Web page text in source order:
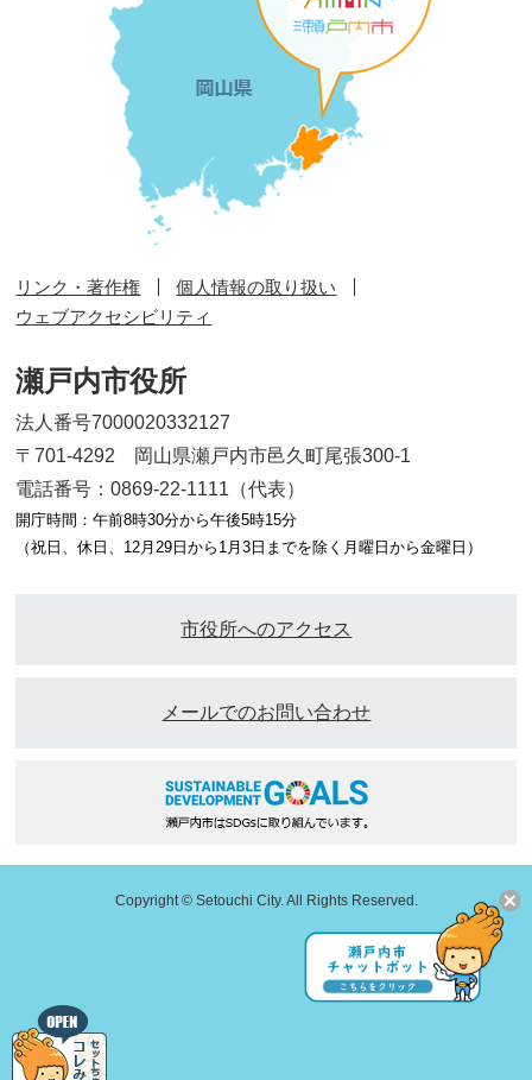
リンク・著作権
個人情報の取り扱い
ウェブアクセシビリティ
瀬戸内市役所
法人番号7000020332127
〒701-4292 岡山県瀬戸内市邑久町尾張300-1
電話番号：0869-22-1111（代表）
開庁時間：午前8時30分から午後5時15分
（祝日、休日、12月29日から1月3日までを除く月曜日から金曜日）
市役所へのアクセス
メールでのお問い合わせ
Copyright © Setouchi City. All Rights Reserved.